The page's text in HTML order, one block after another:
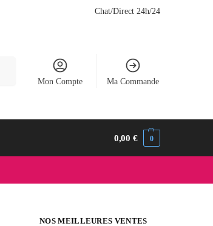
Chat/Direct 24h/24
Mon Compte Ma Commande
0,00€ 0
NOS MEILLEURES VENTES